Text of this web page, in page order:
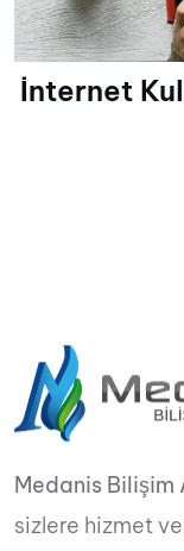
İnternet
Medanis Bilişim
sizlere hizmet